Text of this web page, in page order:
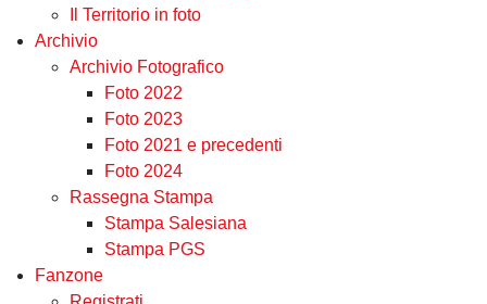
Il Territorio in foto
Archivio
Archivio Fotografico
Foto 2022
Foto 2023
Foto 2021 e precedenti
Foto 2024
Rassegna Stampa
Stampa Salesiana
Stampa PGS
Fanzone